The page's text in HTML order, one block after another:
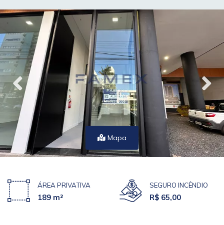
Mapa
ÁREA PRIVATIVA
189 m²
SEGURO INCÊNDIO
R$ 65,00